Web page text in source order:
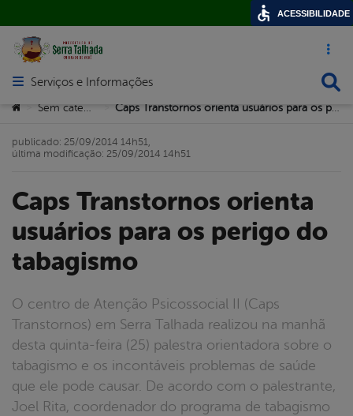
Acesso
Abrir menu principal de navegação
Serviços e Informações
Você está aqui:
> >
Caps Transtornos orienta
usuários para os perigo do
tabagismo
O centro de Atenção Psicossocial II (Caps
Transtornos) em Serra Talhada realizou na manhã
desta quinta-feira (25) palestra orientadora sobre o
tabagismo e os incontáveis problemas de saúde
que ele pode causar. De acordo com o palestrante,
Joel Rita, coordenador do programa de tabagismo
publicado: 25/09/2014 14h51,
última modificação: 25/09/2014 14h51
ACESSIBILIDADE